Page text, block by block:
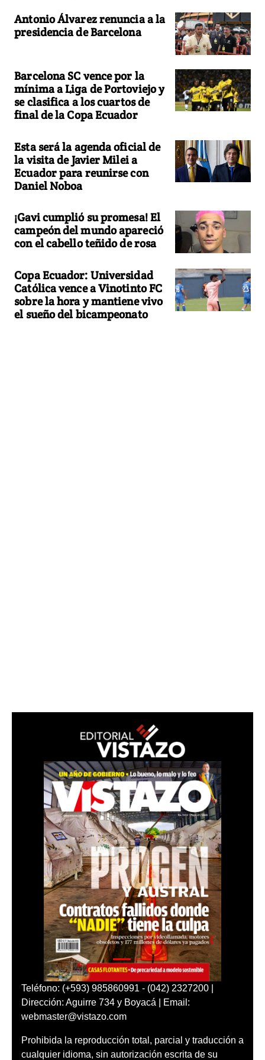
Antonio Álvarez renuncia a la
presidencia de Barcelona
Barcelona SC vence por la
mínima a Liga de Portoviejo y
se clasifica a los cuartos de
final de la Copa Ecuador
Esta será la agenda oficial de
la visita de Javier Milei a
Ecuador para reunirse con
Daniel Noboa
¡Gavi cumplió su promesa! El
campeón del mundo apareció
con el cabello teñido de rosa
Copa Ecuador: Universidad
Católica vence a Vinotinto FC
sobre la hora y mantiene vivo
el sueño del bicampeonato
Teléfono: (+593) 985860991 - (042) 2327200 |
Dirección: Aguirre 734 y Boyacá | Email:
webmaster@vistazo.com
Prohibida la reproducción total, parcial y traducción a
cualquier idioma, sin autorización escrita de su